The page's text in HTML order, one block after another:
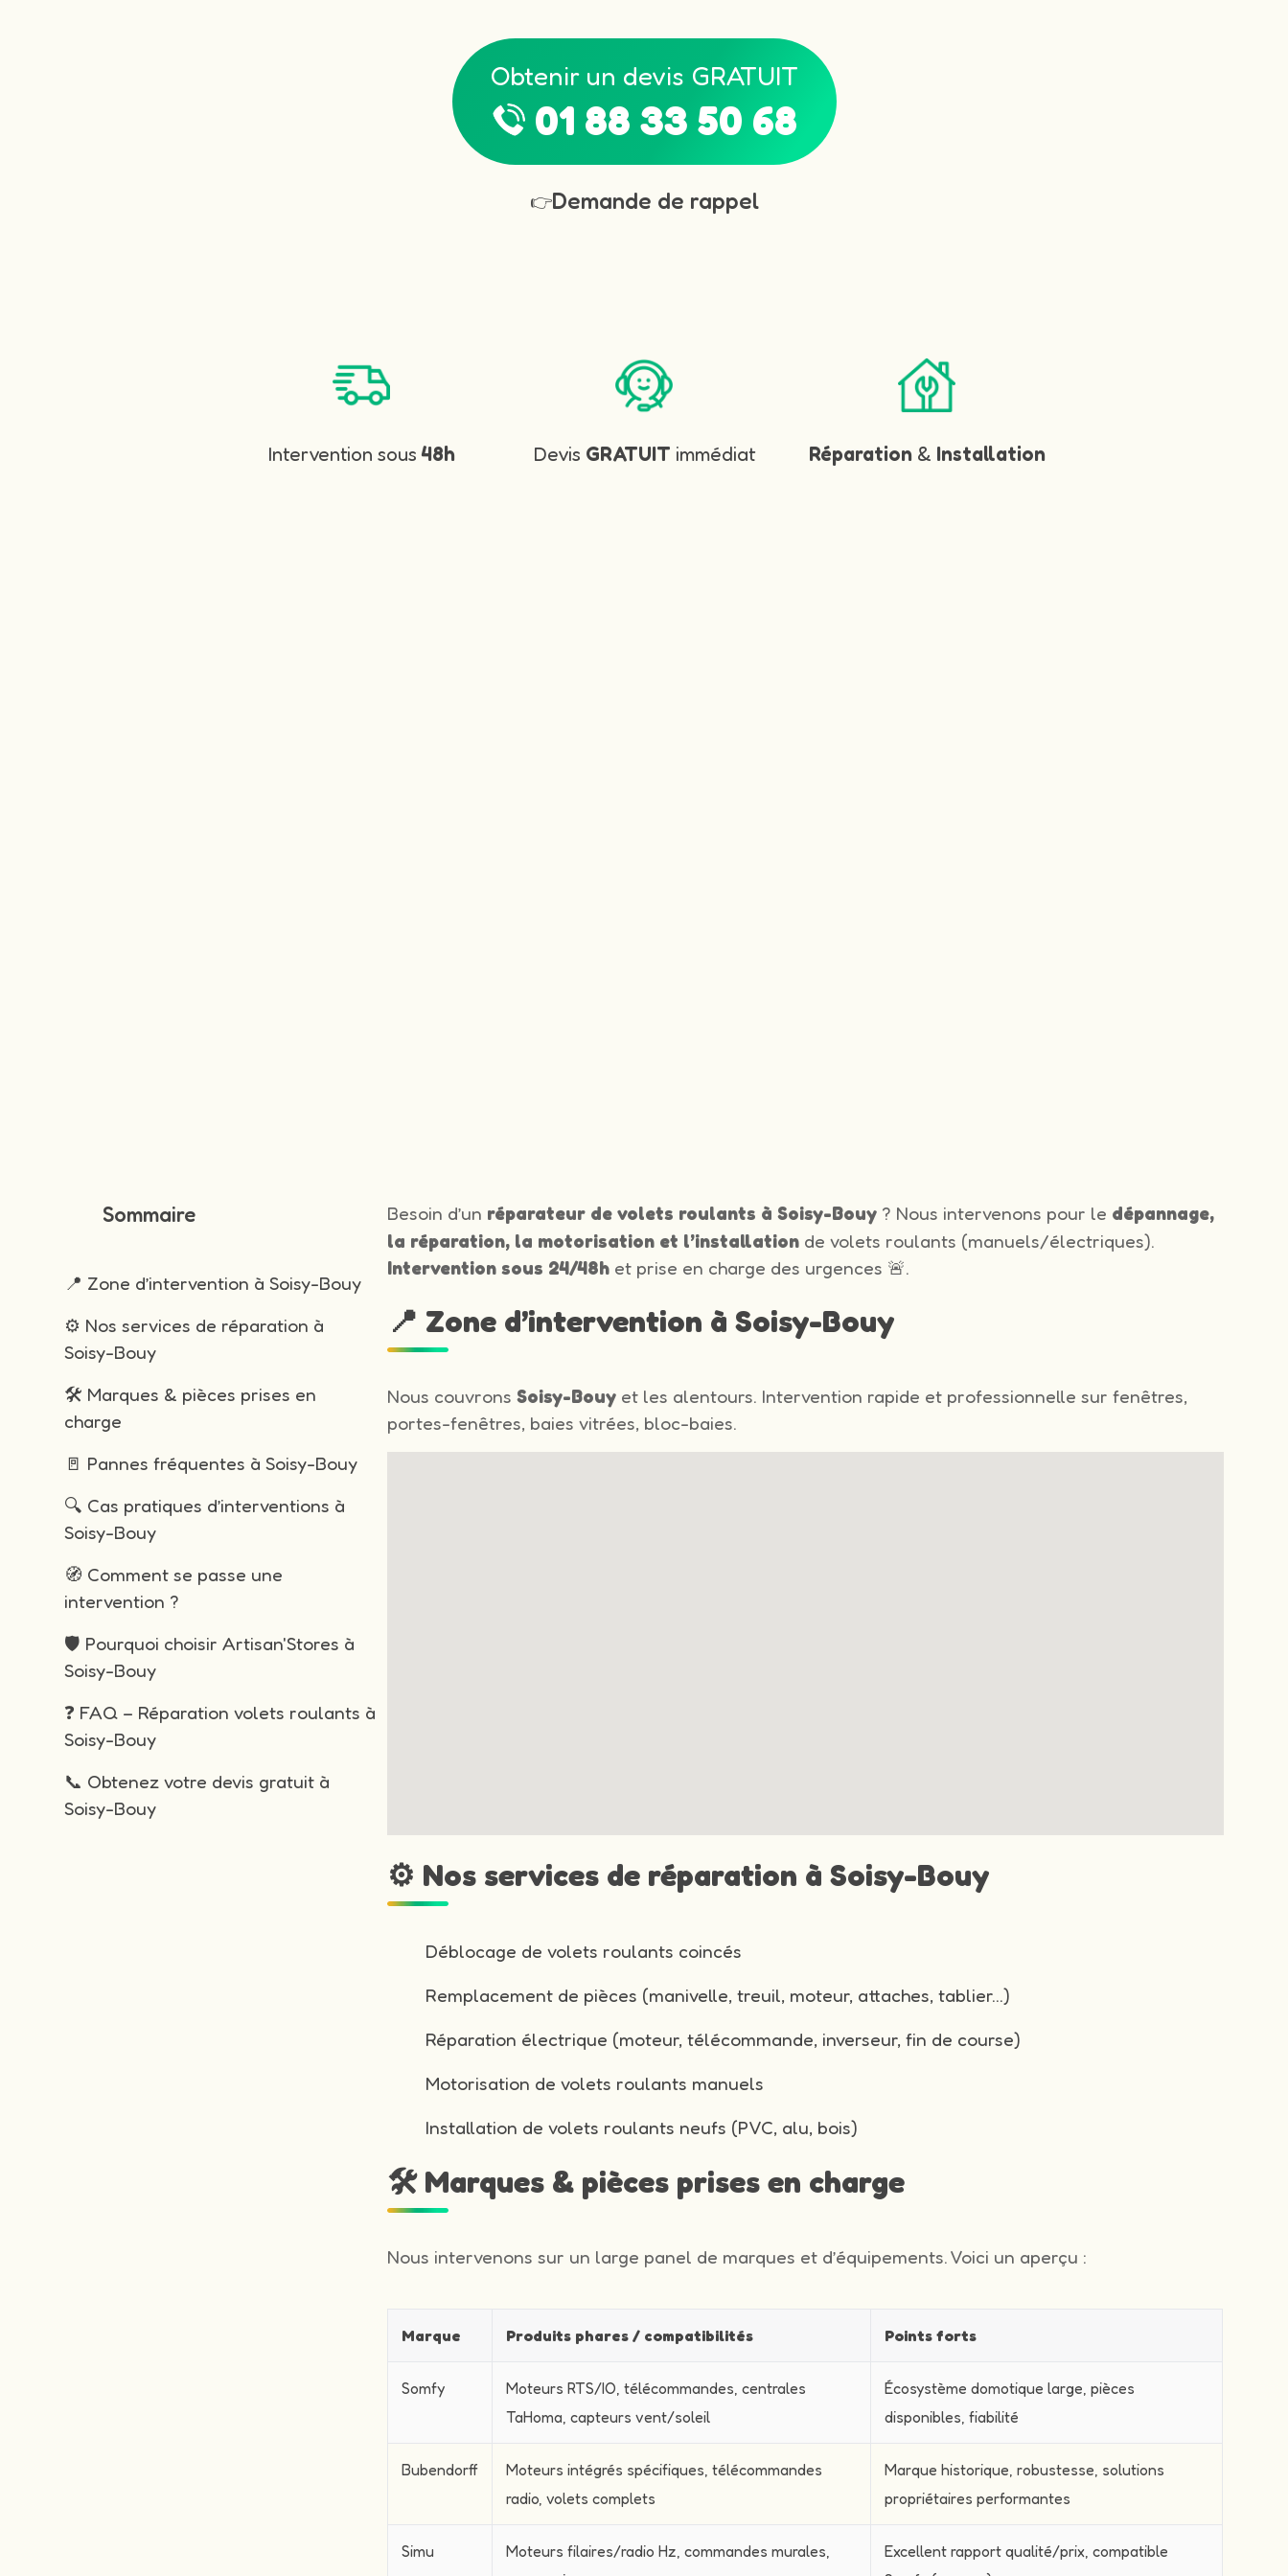
Obtenir un devis GRATUIT
01 88 33 50 68
👉Demande de rappel
Intervention sous 48h Devis GRATUIT immédiat Réparation & Installation
Sommaire
📍 Zone d’intervention à Soisy-Bouy
⚙️ Nos services de réparation à
Soisy-Bouy
🛠️ Marques & pièces prises en
charge
🚪 Pannes fréquentes à Soisy-Bouy
🔍 Cas pratiques d’interventions à
Soisy-Bouy
🧭 Comment se passe une
intervention ?
🛡️ Pourquoi choisir Artisan'Stores à
Soisy-Bouy
❓ FAQ – Réparation volets roulants à
Soisy-Bouy
📞 Obtenez votre devis gratuit à
Soisy-Bouy
Besoin d’un réparateur de volets roulants à Soisy-Bouy ? Nous intervenons pour le dépannage,
la réparation, la motorisation et l’installation de volets roulants (manuels/électriques).
Intervention sous 24/48h et prise en charge des urgences 🚨.
📍 Zone d’intervention à Soisy-Bouy
Nous couvronsSoisy-Bouy et les alentours. Intervention rapide et professionnelle sur fenêtres,
portes-fenêtres, baies vitrées, bloc-baies.
⚙️ Nos services de réparation à Soisy-Bouy
Déblocage de volets roulants coincés
Remplacement de pièces (manivelle, treuil, moteur, attaches, tablier…)
Réparation électrique (moteur, télécommande, inverseur, fin de course)
Motorisation de volets roulants manuels
Installation de volets roulants neufs (PVC, alu, bois)
🛠️ Marques & pièces prises en charge
Nous intervenons sur un large panel de marques et d’équipements. Voici un aperçu :
Marque Produits phares / compatibilités Points forts
Somfy
Moteurs RTS/IO, télécommandes, centrales
TaHoma, capteurs vent/soleil
Écosystème domotique large, pièces
disponibles, fiabilité
Bubendorff
Moteurs intégrés spécifiques, télécommandes
radio, volets complets
Marque historique, robustesse, solutions
propriétaires performantes
Simu
Moteurs filaires/radio Hz, commandes murales,
Excellent rapport qualité/prix, compatible